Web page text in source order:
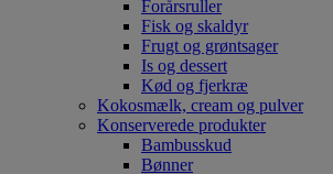
Forårsruller
Fisk og skaldyr
Frugt og grøntsager
Is og dessert
Kød og fjerkræ
Kokosmælk, cream og pulver
Konserverede produkter
Bambusskud
Bønner